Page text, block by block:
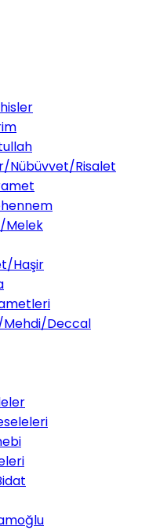
Nübüvvet/Risalet
Melek
Haşir
Mehdi/Deccal